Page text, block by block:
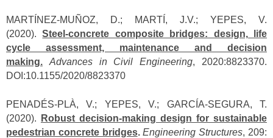
MARTÍNEZ-MUÑOZ, D.; MARTÍ, J.V.; YEPES, V.
(2020).Steel-concrete composite bridges: design, life
cycle assessment, maintenance and decision
making.
Advances in Civil Engineering, 2020:8823370.
DOI:10.1155/2020/8823370
PENADÉS-PLÀ, V.; YEPES, V.; GARCÍA-SEGURA, T.
(2020).
Robust decision-making design for sustainable
pedestrian concrete bridges. Engineering Structures, 209: